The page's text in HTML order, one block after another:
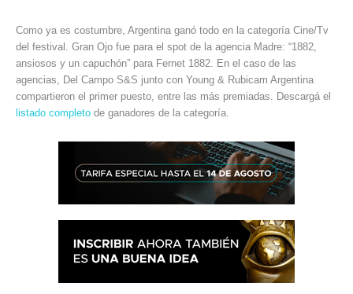
Como ya es costumbre, Argentina ganó todo en la categoría Cine/Tv
del festival. Gran Ojo fue para el spot de la agencia Madre: “1882,
ansiosos y un capuchón” para Fernet 1882. En el caso de las
agencias, Del Campo S&S junto con Young & Rubicam Argentina
compartieron el primer puesto, entre las más premiadas. Descargá el
listado completo de ganadores de la categoría.